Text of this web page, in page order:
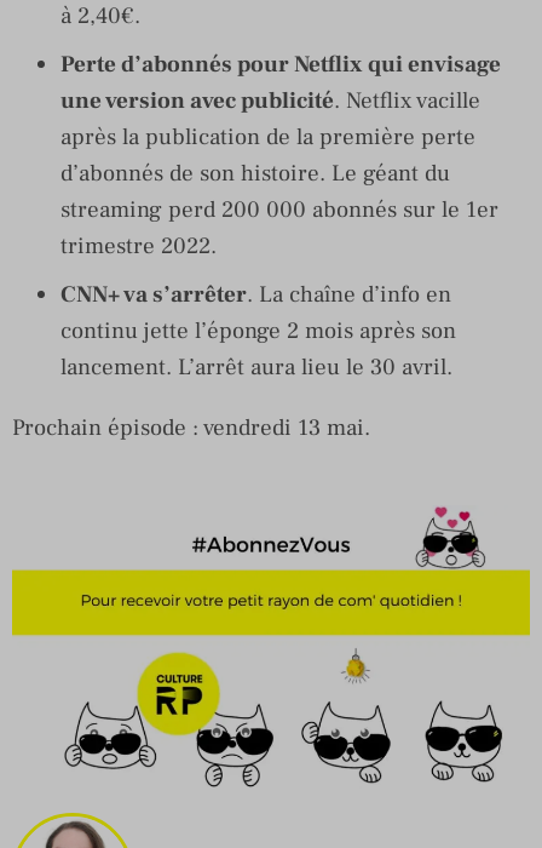
à 2,40€.
Perte d’abonnés pour Netflix qui envisage
une version avec publicité. Netflix vacille
après la publication de la première perte
d’abonnés de son histoire. Le géant du
streaming perd 200 000 abonnés sur le 1er
trimestre 2022.
CNN+ va s’arrêter. La chaîne d’info en
continu jette l’éponge 2 mois après son
lancement. L’arrêt aura lieu le 30 avril.
Prochain épisode : vendredi 13 mai.